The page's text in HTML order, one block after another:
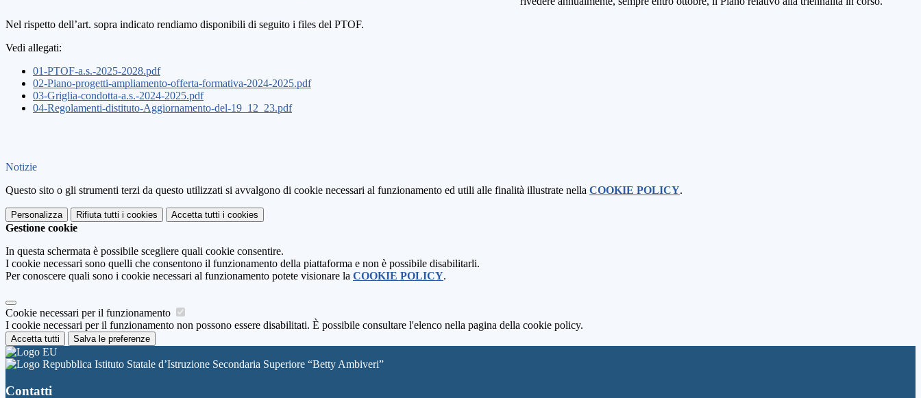
Nel rispetto dell’art. sopra indicato rendiamo disponibili di seguito i files del PTOF.
Vedi allegati:
01-PTOF-a.s.-2025-2028.pdf
02-Piano-progetti-ampliamento-offerta-formativa-2024-2025.pdf
03-Griglia-condotta-a.s.-2024-2025.pdf
04-Regolamenti-distituto-Aggiornamento-del-19_12_23.pdf
Notizie
Questo sito o gli strumenti terzi da questo utilizzati si avvalgono di cookie necessari al funzionamento ed utili alle finalità illustrate nella COOKIE POLICY.
Personalizza Rifiuta tutti i cookies Accetta tutti i cookies
Gestione cookie
In questa schermata è possibile scegliere quali cookie consentire.
I cookie necessari sono quelli che consentono il funzionamento della piattaforma e non è possibile disabilitarli.
Per conoscere quali sono i cookie necessari al funzionamento potete visionare la COOKIE POLICY.
Cookie necessari per il funzionamento
I cookie necessari per il funzionamento non possono essere disabilitati. È possibile consultare l'elenco nella pagina della cookie policy.
Accetta tutti Salva le preferenze
Istituto Statale d’Istruzione Secondaria Superiore “Betty Ambiveri”
Contatti